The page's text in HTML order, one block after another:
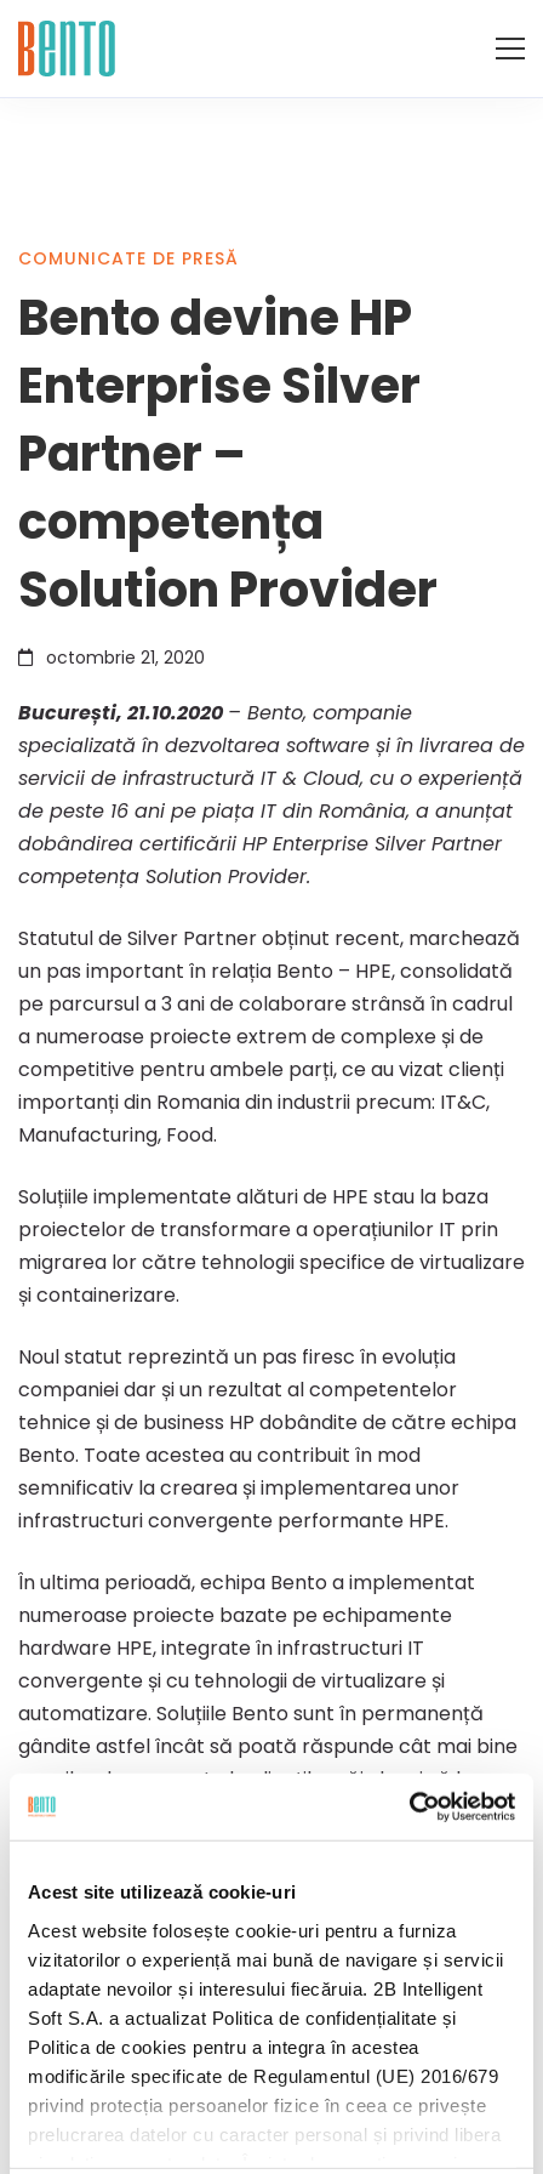
Acest site utilizează cookie-uri
Acest website folosește cookie-uri pentru a furniza
vizitatorilor o experiență mai bună de navigare și servicii
adaptate nevoilor și interesului fiecăruia. 2B Intelligent
Soft S.A. a actualizat Politica de confidențialitate și
Politica de cookies pentru a integra în acestea
modificările specificate de Regulamentul (UE) 2016/679
privind protecția persoanelor fizice în ceea ce privește
prelucrarea datelor cu caracter personal și privind libera
Bento
devine
HP
Enterprise
Silver
Partner
–
competența
Solution
Provider
COMUNICATE DE PRESĂ
Bento devine HP
Enterprise Silver
Partner –
competența
Solution Provider
octombrie 21, 2020
București, 21.10.2020 – Bento, companie
specializată în dezvoltarea software și în livrarea de
servicii de infrastructură IT & Cloud, cu o experiență
de peste 16 ani pe piața IT din România, a anunțat
dobândirea certificării HP Enterprise Silver Partner
competența Solution Provider.
Statutul de Silver Partner obținut recent, marchează
un pas important în relația Bento – HPE, consolidată
pe parcursul a 3 ani de colaborare strânsă în cadrul
a numeroase proiecte extrem de complexe și de
competitive pentru ambele parți, ce au vizat clienți
importanți din Romania din industrii precum: IT&C,
Manufacturing, Food.
Soluțiile implementate alături de HPE stau la baza
proiectelor de transformare a operațiunilor IT prin
migrarea lor către tehnologii specifice de virtualizare
și containerizare.
Noul statut reprezintă un pas firesc în evoluția
companiei dar și un rezultat al competentelor
tehnice și de business HP dobândite de către echipa
Bento. Toate acestea au contribuit în mod
semnificativ la crearea și implementarea unor
infrastructuri convergente performante HPE.
În ultima perioadă, echipa Bento a implementat
numeroase proiecte bazate pe echipamente
hardware HPE, integrate în infrastructuri IT
convergente și cu tehnologii de virtualizare și
automatizare. Soluțiile Bento sunt în permanență
gândite astfel încât să poată răspunde cât mai bine
nevoilor de moment ale clienților săi, dar și să le
preîntâmpine pe cele viitoare.
adăugată reală clienților noștri, motiv pentru care
suntem încântați să fim recunoscuți de către HPE
ca Silver Partner – Solution Provider. Înțelegem pe
deplin valoarea parteneriatului nostru precum și
responsabilitatile care vin odată cu acesta. De
asemenea, împărtășim un obiectiv comun cu HPE:
acela de a ne ajuta clienții să crească continuu
prin inovare tehnologică, oferindu-le ori de câte ori